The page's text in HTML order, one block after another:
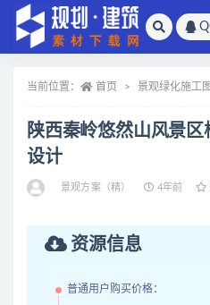
当前位置： 首页 景观绿化施工图
陕西秦岭悠然山风景
设计
景观方案（精） 4年前
资源信息
普通用户购买价格：
全部